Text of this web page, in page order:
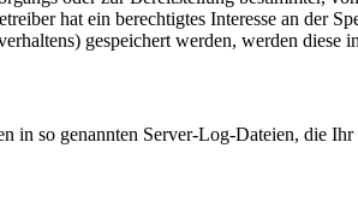
hat ein berechtigtes Interesse an der
gespeichert werden, werden diese
in so genannten Server-Log-Dateien, die